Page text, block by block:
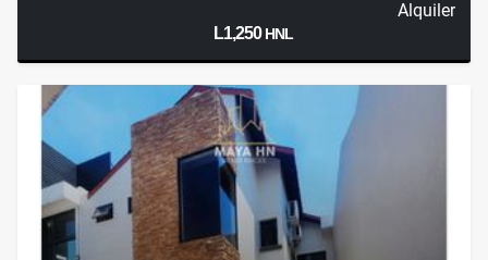
Alquiler
L1,250HNL